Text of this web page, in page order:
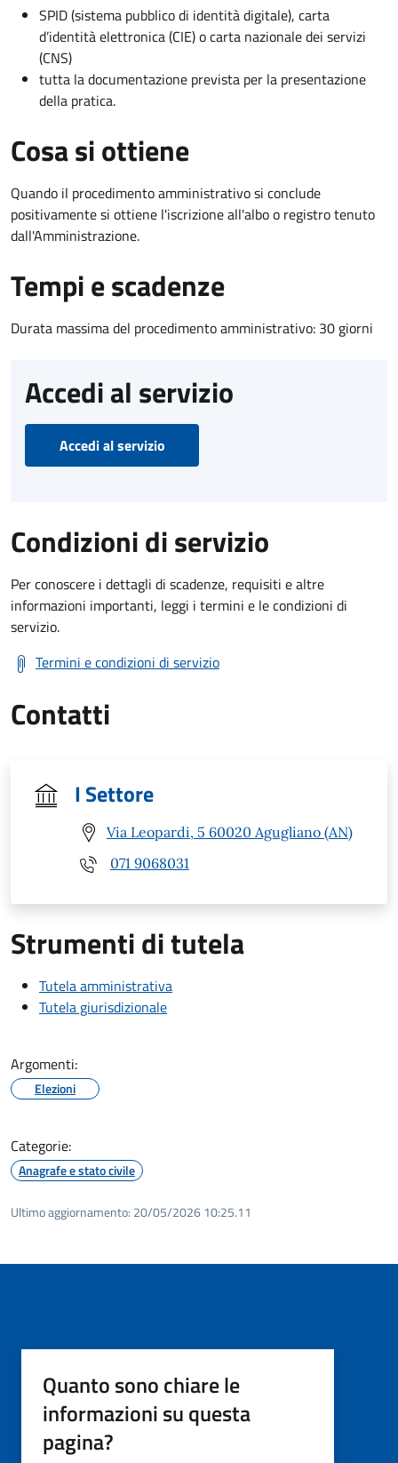
SPID (sistema pubblico di identità digitale), carta
d’identità elettronica (CIE) o carta nazionale dei servizi
(CNS)
tutta la documentazione prevista per la presentazione
della pratica.
Cosa si ottiene
Quando il procedimento amministrativo si conclude
positivamente si ottiene l'iscrizione all'albo o registro tenuto
dall'Amministrazione.
Tempi e scadenze
Durata massima del procedimento amministrativo: 30 giorni
Accedi al servizio
Accedi al servizio
Condizioni di servizio
Per conoscere i dettagli di scadenze, requisiti e altre
informazioni importanti, leggi i termini e le condizioni di
servizio.
Termini e condizioni di servizio
Contatti
I Settore
Via Leopardi, 5 60020 Agugliano (AN)
071 9068031
Strumenti di tutela
Tutela amministrativa
Tutela giurisdizionale
Argomenti:
Elezioni
Categorie:
Anagrafe e stato civile
Ultimo aggiornamento: 20/05/2026 10:25.11
Quanto sono chiare le
informazioni su questa
pagina?